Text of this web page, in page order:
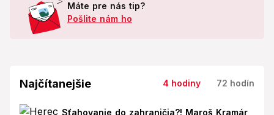
Máte pre nás tip?
Pošlite nám ho
Najčítanejšie 4 hodiny 72 hodín
Sťahovanie do zahraničia?! Maroš Kramár